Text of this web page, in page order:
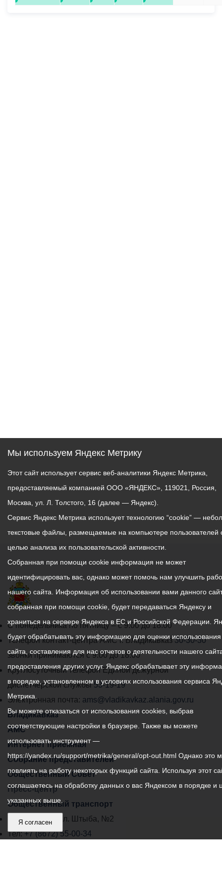
График
работы
администрации
местного
самоуправления
города
Владикавказ:
С понедельника по пятницу – с 9.00 до 18.00
Телефон контакт-центра АМС г. Владикавказ30-30-30
звонки принимаются с 9:00 до 18:00
Круглосуточный телефон Единой дежурной
диспетчерской службы53-19-19
Электронная почта: ams@vladikavkaz.alania.gov.ru
Владикавказ
АМС
Интернет приемная
Собрание представителей
Общественный Совет
Пресс-центр
Общественный транспорт
Владикавказ, пл. Штыба, №2
Тел:+7 (8672) 55-00-34
Мы используем Яндекс Метрику
Этот сайт использует сервис веб-аналитики Яндекс Метрика,
предоставляемый компанией ООО «ЯНДЕКС», 119021, Россия,
Москва, ул. Л. Толстого, 16 (далее — Яндекс).
Сервис Яндекс Метрика использует технологию “cookie” —
текстовые файлы, размещаемые на компьютере пользователей
целью анализа их пользовательской активности.
Собранная при помощи cookie информация не может
идентифицировать вас, однако может помочь нам улучшить
нашего сайта. Информация об использовании вами данного
собранная при помощи cookie, будет передаваться Яндексу и
храниться на сервере Яндекса в ЕС и Российской Федерации.
будет обрабатывать эту информацию для оценки
сайта, составления для нас отчетов о деятельности нашего
предоставления других услуг. Яндекс обрабатывает эту
в порядке, установленном в условиях использования сервиса
Метрика.
Вы можете отказаться от использования cookies, выбрав
соответствующие настройки в браузере. Также вы можете
использовать инструмент —
https://yandex.ru/support/metrika/general/opt-out.html Однако это
повлиять на работу некоторых функций сайта. Используя этот
соглашаетесь на обработку данных о вас Яндексом в порядке и
указанных выше.
Я согласен